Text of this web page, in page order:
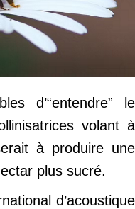
d’“entendre” le
volant à
à produire une
plus sucré.
d’acoustique